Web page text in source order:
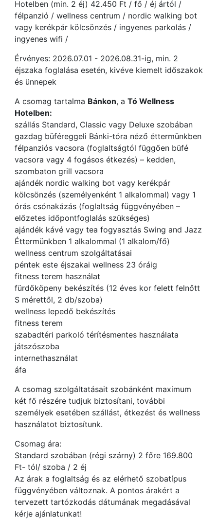
Hotelben (min. 2 éj) 42.450 Ft / fő / éj ártól /
félpanzió / wellness centrum / nordic walking bot
vagy kerékpár kölcsönzés / ingyenes parkolás /
ingyenes wifi /
Érvényes: 2026.07.01 - 2026.08.31-ig, min. 2
éjszaka foglalása esetén, kivéve kiemelt időszakok
és ünnepek
A csomag tartalma Bánkon, a Tó Wellness
Hotelben:
szállás Standard, Classic vagy Deluxe szobában
gazdag büféreggeli Bánki-tóra néző éttermünkben
félpanziós vacsora (foglaltságtól függően büfé
vacsora vagy 4 fogásos étkezés) – kedden,
szombaton grill vacsora
ajándék nordic walking bot vagy kerékpár
kölcsönzés (személyenként 1 alkalommal) vagy 1
órás csónakázás (foglaltság függvényében –
előzetes időpontfoglalás szükséges)
ajándék kávé vagy tea fogyasztás Swing and Jazz
Éttermünkben 1 alkalommal (1 alkalom/fő)
wellness centrum szolgáltatásai
péntek este éjszakai wellness 23 óráig
fitness terem használat
fürdőköpeny bekészítés (12 éves kor felett felnőtt
S mérettől, 2 db/szoba)
wellness lepedő bekészítés
fitness terem
szabadtéri parkoló térítésmentes használata
játszószoba
internethasználat
áfa
A csomag szolgáltatásait szobánként maximum
két fő részére tudjuk biztosítani, további
személyek esetében szállást, étkezést és wellness
használatot biztosítunk.
Csomag ára:
Standard szobában (régi szárny) 2 főre 169.800
Ft- tól/ szoba / 2 éj
Az árak a foglaltság és az elérhető szobatípus
függvényében változnak. A pontos árakért a
tervezett tartózkodás dátumának megadásával
kérje ajánlatunkat!